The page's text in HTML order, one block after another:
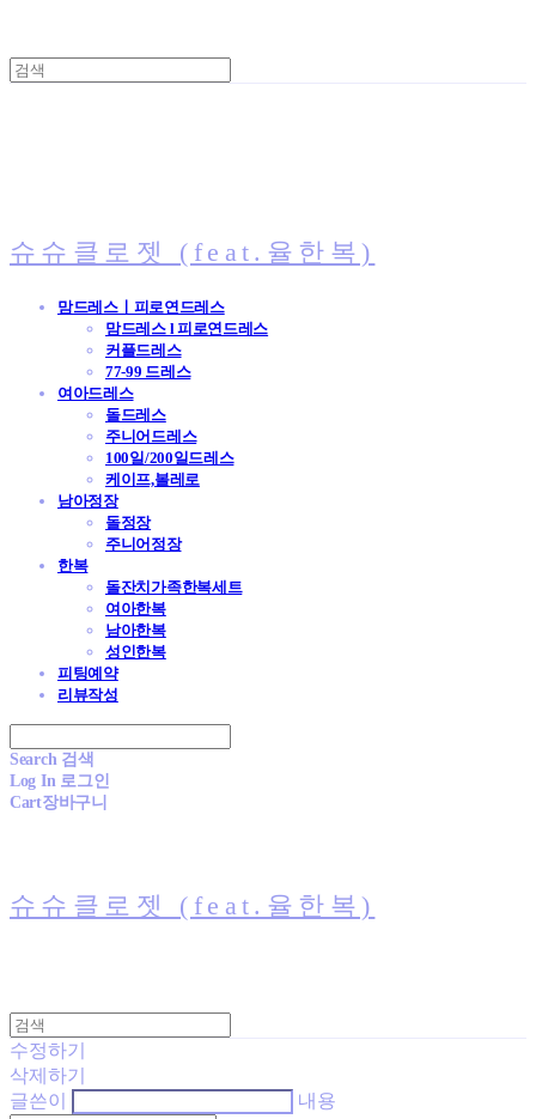
슈슈클로젯 (feat.율한복)
맘드레스ㅣ피로연드레스
맘드레스 l 피로연드레스
커플드레스
77-99 드레스
여아드레스
돌드레스
주니어드레스
100일/200일드레스
케이프,볼레로
남아정장
돌정장
주니어정장
한복
돌잔치가족한복세트
여아한복
남아한복
성인한복
피팅예약
리뷰작성
Search 검색
Log In 로그인
Cart장바구니
슈슈클로젯 (feat.율한복)
수정하기
삭제하기
글쓴이
내용